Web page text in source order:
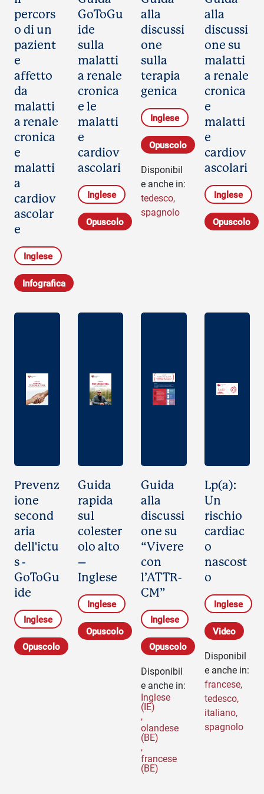
percors
o di un
pazient
e
affetto
da
malatti
a renale
cronica
e
malatti
a
cardiov
ascolar
e
Inglese
Infografica
GoToGu
ide
sulla
malatti
a renale
cronica
e le
malatti
e
cardiov
ascolari
Inglese
Opuscolo
alla
discussi
one
sulla
terapia
genica
Inglese
Opuscolo
Disponibil
e anche in:
tedesco,
spagnolo
alla
discussi
one su
malatti
a renale
cronica
e
malatti
e
cardiov
ascolari
Inglese
Opuscolo
Prevenz
ione
second
aria
dell'ictu
s -
GoToGu
ide
Inglese
Opuscolo
Guida
rapida
sul
colester
olo alto
–
Inglese
Inglese
Opuscolo
Guida
alla
discussi
one su
“Vivere
con
l’ATTR-
CM”
Inglese
Opuscolo
Disponibil
e anche in:
Inglese
(IE)
,
olandese
(BE)
,
francese
(BE)
Lp(a):
Un
rischio
cardiac
o
nascost
o
Inglese
Video
Disponibil
e anche in:
francese,
tedesco,
italiano,
spagnolo